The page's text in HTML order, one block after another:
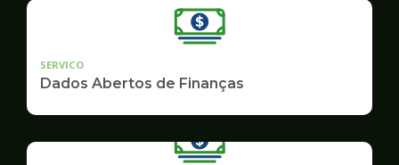
SERVICO
Dados Abertos de Finanças